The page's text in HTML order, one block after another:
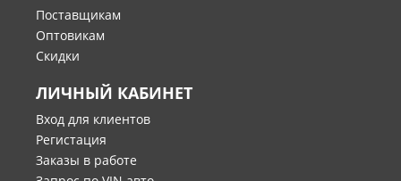
Поставщикам
Оптовикам
Скидки
ЛИЧНЫЙ КАБИНЕТ
Вход для клиентов
Регистация
Заказы в работе